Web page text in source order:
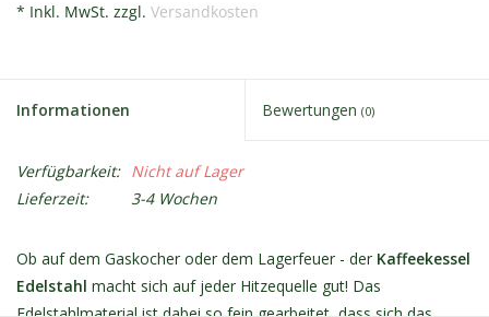
* Inkl. MwSt. zzgl. Versandkosten
Informationen Bewertungen (0)
Verfügbarkeit: Nicht auf Lager
Lieferzeit:
3-4 Wochen
Ob auf dem Gaskocher oder dem Lagerfeuer - der Kaffeekessel
Edelstahl macht sich auf jeder Hitzequelle gut! Das